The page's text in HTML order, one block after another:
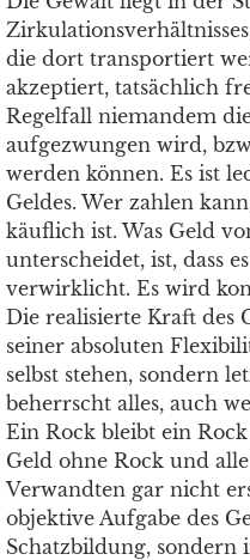
die dort transportiert
akzeptiert, tatsächlich
Regelfall niemandem
aufgezwungen wird,
werden können. Es ist
Geldes. Wer zahlen
käuflich ist. Was Geld
unterscheidet, ist, dass
verwirklicht. Es wird
Die realisierte Kraft des
seiner absoluten
selbst stehen, sondern
beherrscht alles, auch
Ein Rock bleibt ein
Geld ohne Rock und
Verwandten gar nicht
objektive Aufgabe des
Schatzbildung, sondern